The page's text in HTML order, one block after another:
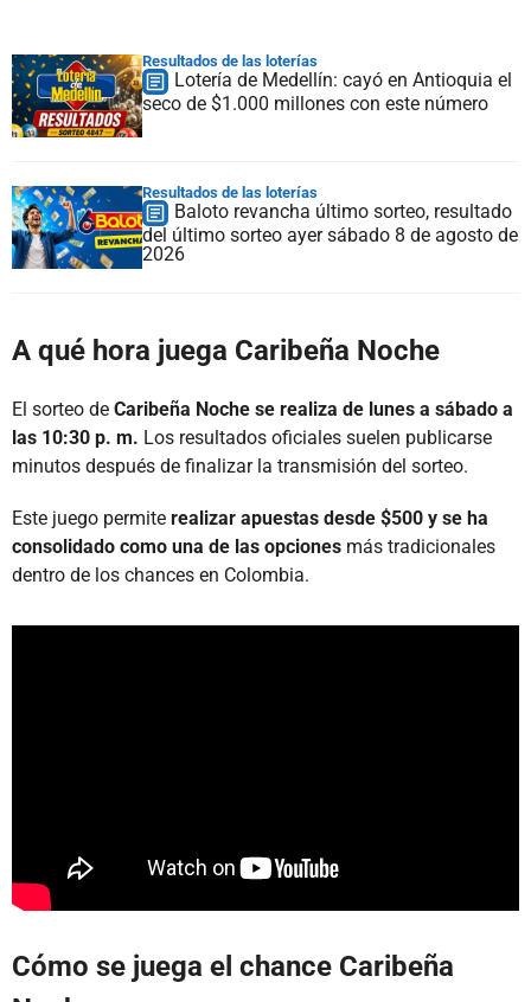
Resultados de las loterías
Lotería de Medellín: cayó en Antioquia el
seco de $1.000 millones con este número
Resultados de las loterías
Baloto revancha último sorteo, resultado
del último sorteo ayer sábado 8 de agosto de
2026
A qué hora juega Caribeña Noche
El sorteo de Caribeña Noche se realiza de lunes a sábado a
las 10:30 p. m. Los resultados oficiales suelen publicarse
minutos después de finalizar la transmisión del sorteo.
Este juego permite realizar apuestas desde $500 y se ha
consolidado como una de las opciones más tradicionales
dentro de los chances en Colombia.
Cómo se juega el chance Caribeña